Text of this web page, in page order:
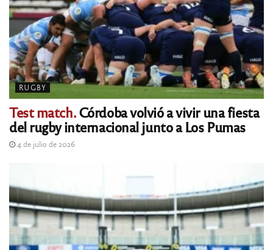
RUGBY
Test match.Córdoba volvió a vivir una fiesta
del rugby internacional junto a Los Pumas
4 de julio de 2026